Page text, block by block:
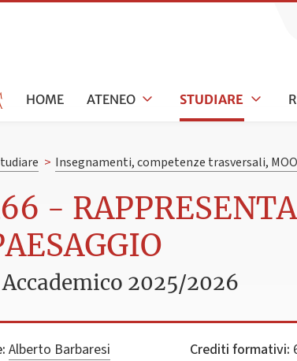
HOME ATENEO STUDIARE
> Insegnamenti, competenze trasversali,
-
2025/2026
Alberto Barbaresi Crediti formativi: